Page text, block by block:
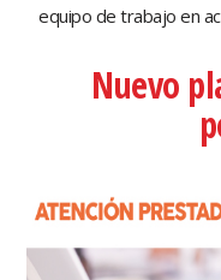
equipo de trabajo en
Nuevo